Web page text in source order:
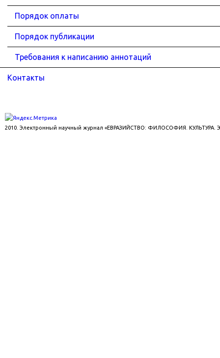
Порядок оплаты
Порядок публикации
Требования к написанию аннотаций
Контакты
2010. Электронный научный журнал «ЕВРАЗИЙСТВО: ФИЛОСОФИЯ. КУЛЬТУРА.